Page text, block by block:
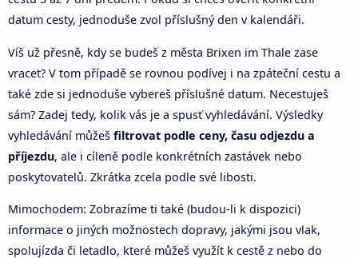
datum cesty, jednoduše zvol příslušný den v kalendáři.
Víš už přesně, kdy se budeš z města Brixen im Thale zase
vracet? V tom případě se rovnou podívej i na zpáteční cestu a
také zde si jednoduše vybereš příslušné datum. Necestuješ
sám? Zadej tedy, kolik vás je a spusť vyhledávání. Výsledky
vyhledávání můžeš filtrovat podle ceny, času odjezdu a
příjezdu, ale i cíleně podle konkrétních zastávek nebo
poskytovatelů. Zkrátka zcela podle své libosti.
Mimochodem: Zobrazíme ti také (budou-li k dispozici)
informace o jiných možnostech dopravy, jakými jsou vlak,
spolujízda či letadlo, které můžeš využít k cestě z nebo do